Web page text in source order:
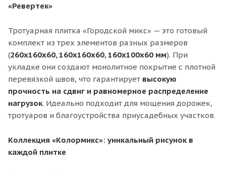
«Ревертек»
Тротуарная плитка «Городской микс» — это готовый
комплект из трех элементов разных размеров
(260х160х60, 160х160х60, 160х100х60 мм). При
укладке они создают монолитное покрытие с плотной
перевязкой швов, что гарантирует высокую
прочность на сдвиг и равномерное распределение
нагрузок. Идеально подходит для мощения дорожек,
тротуаров и благоустройства приусадебных участков.
Коллекция «Колормикс»: уникальный рисунок в
каждой плитке